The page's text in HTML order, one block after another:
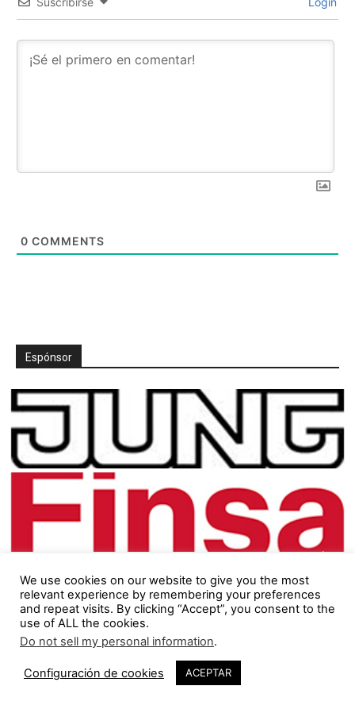
0 COMMENTS
Espónsor
Síguenos
We use cookies on our website to give you the most
relevant experience by remembering your preferences
and repeat visits. By clicking “Accept”, you consent to the
use of ALL the cookies.
Do not sell my personal information.
Configuración de cookies ACEPTAR